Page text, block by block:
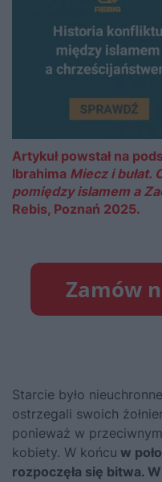
Artykuł powstał na
Ibrahima Miecz i bułat.
pomiędzy islamem a
Rebis, Poznań 2025.
Starcie było
ostrzegali swoich
ponieważ w
kobiety. W końcu w
rozpoczęła się bitwa.